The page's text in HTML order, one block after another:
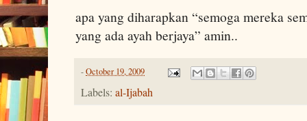
apa yang diharapkan “semoga mereka
yang ada ayah berjaya” amin..
-October 19, 2009
Labels: al-Ijabah